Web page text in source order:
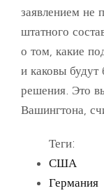
заявлением не
штатного
о том, какие
и каковы будут
решения. Это
Вашингтона,
Теги:
США
Германия